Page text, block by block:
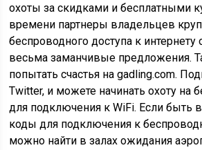
охоты за скидками и бесплатными
времени партнеры владельцев
беспроводного доступа к интернету
весьма заманчивые предложения.
попытать счастья на gadling.com.
Twitter, и можете начинать охоту на
для подключения к WiFi. Если быть
коды для подключения к
можно найти в залах ожидания